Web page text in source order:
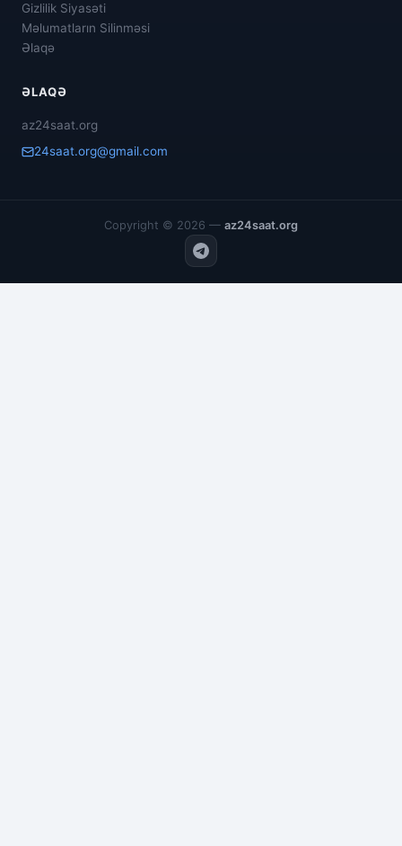
Gizlilik Siyasəti
Məlumatların Silinməsi
Əlaqə
ƏLAQƏ
az24saat.org
24saat.org@gmail.com
Copyright © 2026 — az24saat.org